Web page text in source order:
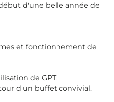
d'une belle année de
et fonctionnement de
de GPT.
d'un buffet convivial.